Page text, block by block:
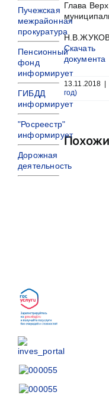
Глава
документа
13.11.2018
год)
Пучежская
межрайонная
прокуратура
Пенсионный
фонд
информирует
ГИБДД
информирует
"Росреестр"
информирует
Дорожная
деятельность